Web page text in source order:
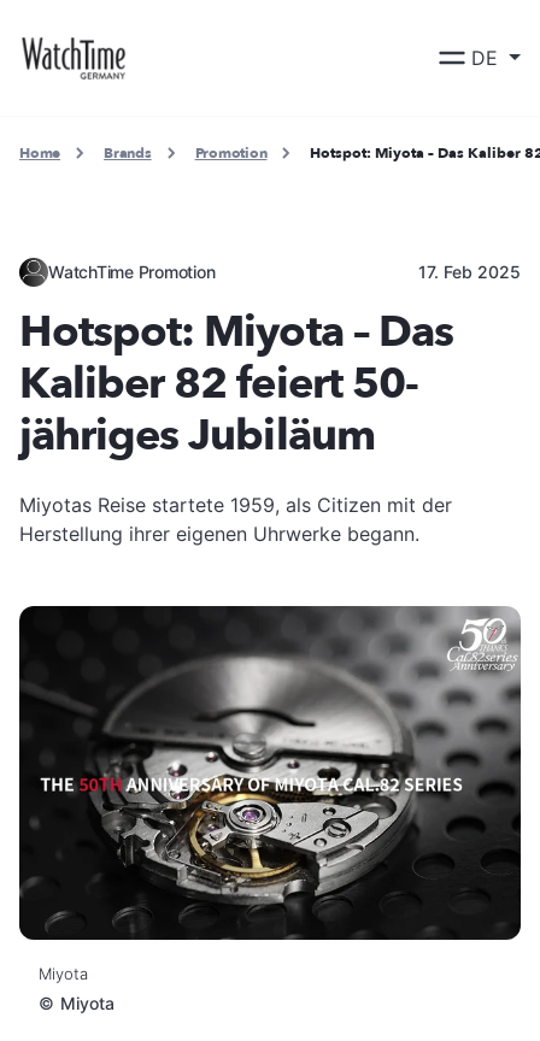
DE
Home Brands Promotion Hotspot: Miyota – Das Kaliber
WatchTime Promotion 17. Feb 2025
Hotspot: Miyota – Das
Kaliber 82 feiert 50-
jähriges Jubiläum
Miyotas Reise startete 1959, als Citizen mit der
Herstellung ihrer eigenen Uhrwerke begann.
Miyota
© Miyota